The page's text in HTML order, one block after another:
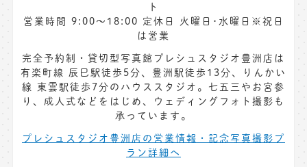
ト
営業時間 9:00〜18:00 定休日 火曜日･水曜日※祝日
は営業
完全予約制・貸切型写真館プレシュスタジオ豊洲店は
有楽町線 辰巳駅徒歩5分、豊洲駅徒歩13分、りんかい
線 東雲駅徒歩7分のハウススタジオ。七五三やお宮参
り、成人式などをはじめ、ウェディングフォト撮影も
承っています。
プレシュスタジオ豊洲店の営業情報・記念写真撮影プ
ラン詳細へ